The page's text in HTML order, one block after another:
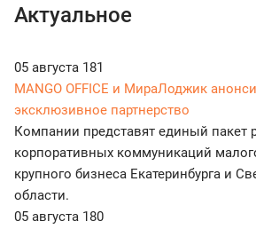
Актуальное
05 августа 181
MANGO OFFICE и МираЛоджик
эксклюзивное партнерство
Компании представят единый пакет
корпоративных коммуникаций
крупного бизнеса Екатеринбурга и
области.
05 августа 180